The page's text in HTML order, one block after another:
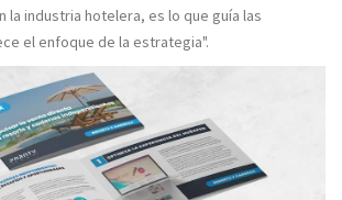
la industria hotelera, es lo que guía las
el enfoque de la estrategia".